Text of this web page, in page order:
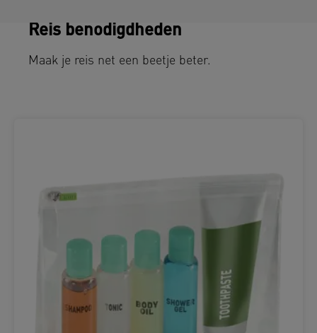
Reis benodigdheden
Maak je reis net een beetje beter.